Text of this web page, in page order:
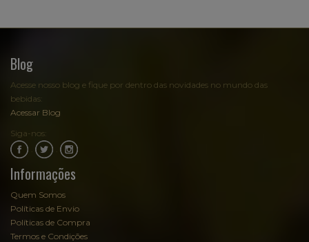
Blog
Acesse nosso blog e fique por dentro das novidades no mundo das
bebidas:
Acessar Blog
Siga-nos:
Informações
Quem Somos
Políticas de Envio
Políticas de Compra
Termos e Condições